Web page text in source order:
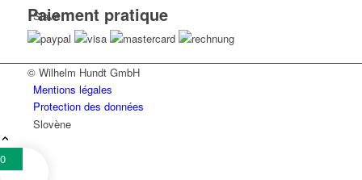
Slave
Slovène
Paiement pratique
© Wilhelm Hundt GmbH
Mentions légales
Protection des données
0